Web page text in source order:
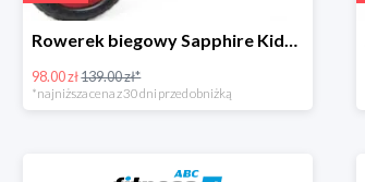
Rowerek biegowy Sapphire Kids Loopy drewniany - czerwony
98.00 zł139.00 zł*
*najniższa cena z 30 dni przed obniżką